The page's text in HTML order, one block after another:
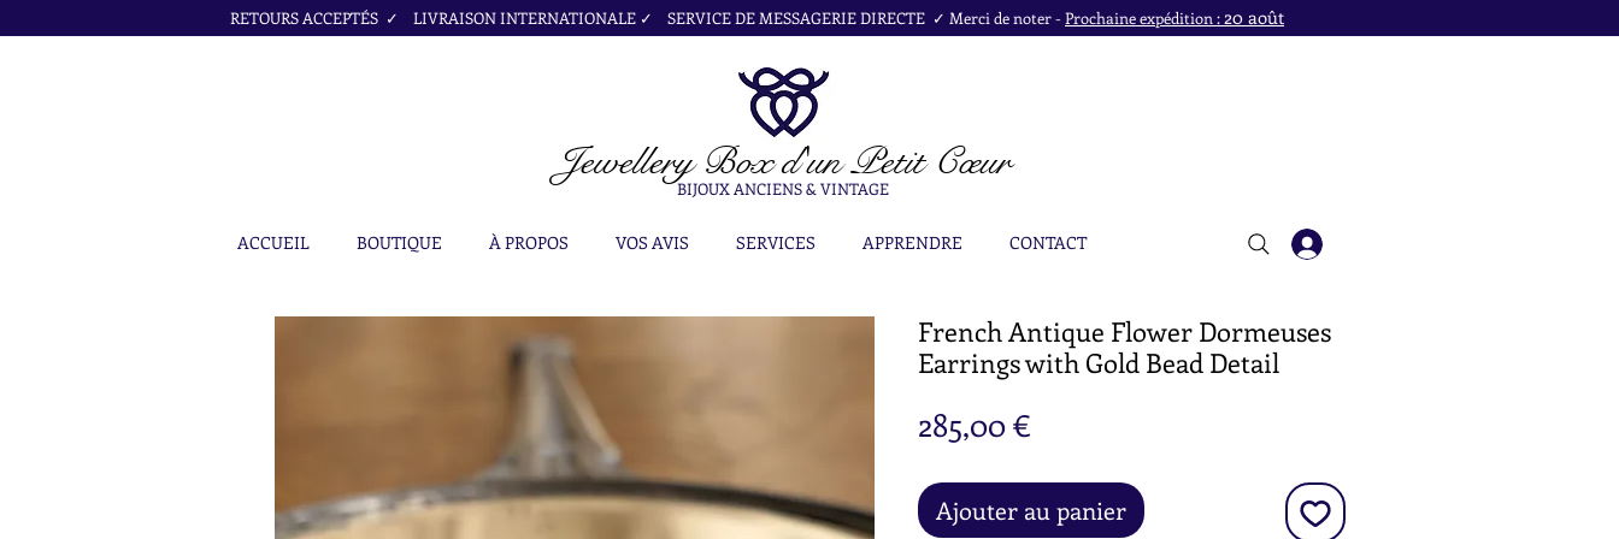
RETOURS ACCEPTÉS ✓ LIVRAISON INTERNATIONALE ✓ SERVICE DE MESSAGERIE DIRECTE ✓ Merci de noter -Prochaine expédition :20 août
Jewellery Boxd'un Petit Cœur
BIJOUX ANCIENS & VINTAGE
ACCUEIL BOUTIQUE À PROPOS VOS AVIS SERVICES APPRENDRE CONTACT
French Antique Flower Dormeuses
Earrings with Gold Bead Detail
285,00 €
Ajouter au panier